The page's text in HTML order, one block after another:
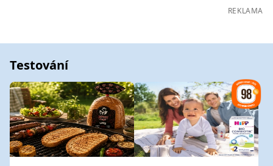
REKLAMA
Testování